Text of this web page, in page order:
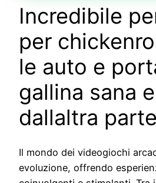
Incredibile
per
le auto e
gallina sana
dallaltra parte
Il mondo dei videogiochi
evoluzione, offrendo